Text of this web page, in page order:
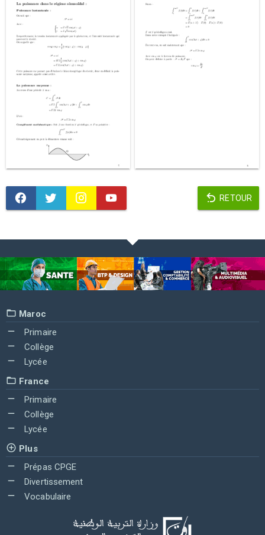
RETOUR
Maroc
Primaire
Collège
Lycée
France
Primaire
Collège
Lycée
Plus
Prépas CPGE
Divertissement
Vocabulaire